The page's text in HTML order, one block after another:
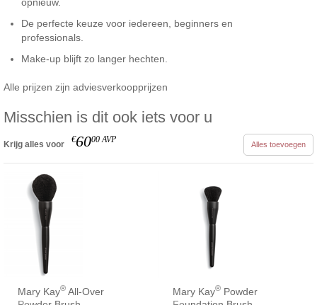
De perfecte keuze voor iedereen, beginners en
professionals.
Make-up blijft zo langer hechten.
Alle prijzen zijn adviesverkoopprijzen
Misschien is dit ook iets voor u
Krijg alles voor €6000 AVP Alles toevoegen
Mary Kay® All-Over
Mary Kay® Powder